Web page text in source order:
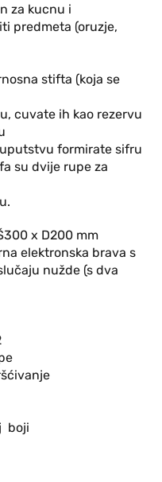
za kucnu i
predmeta (oruzje,
stifta (koja se
cuvate ih kao rezervu
formirate sifru
su dvije rupe za
x D200 mm
elektronska brava s
nužde (s dva
boji